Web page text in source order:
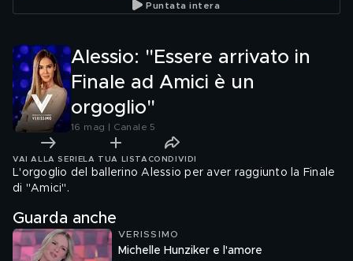
Puntata intera
Alessio: "Essere arrivato in
Finale ad Amici è un
orgoglio"
16 mag | Canale 5
VAI ALLA SERIE LA TUA LISTA CONDIVIDI
L'orgoglio del ballerino Alessio per aver raggiunto la Finale
di "Amici".
Guarda anche
VERISSIMO
Michelle Hunziker e l'amore